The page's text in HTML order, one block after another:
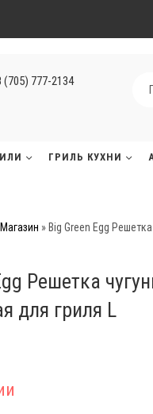
(705) 777-2134
ГРИЛЬ КУХНИ
Магазин » Big Green Egg
Решетка
для гриля L